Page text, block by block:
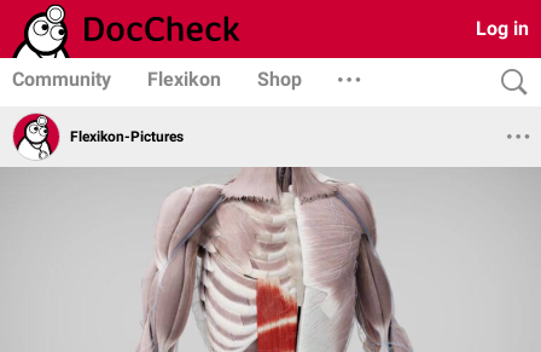
Log in
Community Flexikon Shop
Flexikon-Pictures